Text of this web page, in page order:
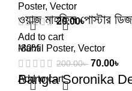
Poster, Vector
20.00৳
Add to cart
ওয়াজ মাহফিল পোস্টার
Mahfil Poster, Vector
200.00৳ 70.00৳
Add to cart
-80%
Bangla Soronika